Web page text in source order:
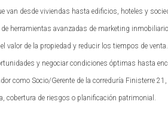
sino que también mejora su
en Málaga. Si tu propiedad
ofrecen panorámicas impresionantes
ofrezcan una experiencia visual
desde viviendas hasta edificios, hoteles y
herramientas avanzadas de marketing
de la propiedad y reducir los tiempos de
y negociar condiciones óptimas hasta
como Socio/Gerente de la correduría Finisterre
cobertura de riesgos o planificación patrimonial.